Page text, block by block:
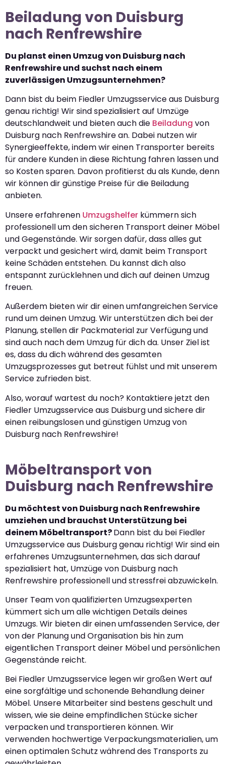
Beiladung von Duisburg
nach Renfrewshire
Du planst einen Umzug von Duisburg nach
Renfrewshire und suchst nach einem
zuverlässigen Umzugsunternehmen?
Dann bist du beim Fiedler Umzugsservice aus Duisburg
genau richtig! Wir sind spezialisiert auf Umzüge
deutschlandweit und bieten auch die Beiladung von
Duisburg nach Renfrewshire an. Dabei nutzen wir
Synergieeffekte, indem wir einen Transporter bereits
für andere Kunden in diese Richtung fahren lassen und
so Kosten sparen. Davon profitierst du als Kunde, denn
wir können dir günstige Preise für die Beiladung
anbieten.
Unsere erfahrenen Umzugshelfer kümmern sich
professionell um den sicheren Transport deiner Möbel
und Gegenstände. Wir sorgen dafür, dass alles gut
verpackt und gesichert wird, damit beim Transport
keine Schäden entstehen. Du kannst dich also
entspannt zurücklehnen und dich auf deinen Umzug
freuen.
Außerdem bieten wir dir einen umfangreichen Service
rund um deinen Umzug. Wir unterstützen dich bei der
Planung, stellen dir Packmaterial zur Verfügung und
sind auch nach dem Umzug für dich da. Unser Ziel ist
es, dass du dich während des gesamten
Umzugsprozesses gut betreut fühlst und mit unserem
Service zufrieden bist.
Also, worauf wartest du noch? Kontaktiere jetzt den
Fiedler Umzugsservice aus Duisburg und sichere dir
einen reibungslosen und günstigen Umzug von
Duisburg nach Renfrewshire!
Möbeltransport von
Duisburg nach Renfrewshire
Du möchtest von Duisburg nach Renfrewshire
umziehen und brauchst Unterstützung bei
deinem Möbeltransport?Dann bist du bei Fiedler
Umzugsservice aus Duisburg genau richtig! Wir sind ein
erfahrenes Umzugsunternehmen, das sich darauf
spezialisiert hat, Umzüge von Duisburg nach
Renfrewshire professionell und stressfrei abzuwickeln.
Unser Team von qualifizierten Umzugsexperten
kümmert sich um alle wichtigen Details deines
Umzugs. Wir bieten dir einen umfassenden Service, der
von der Planung und Organisation bis hin zum
eigentlichen Transport deiner Möbel und persönlichen
Gegenstände reicht.
Bei Fiedler Umzugsservice legen wir großen Wert auf
eine sorgfältige und schonende Behandlung deiner
Möbel. Unsere Mitarbeiter sind bestens geschult und
wissen, wie sie deine empfindlichen Stücke sicher
verpacken und transportieren können. Wir
verwenden hochwertige Verpackungsmaterialien, um
einen optimalen Schutz während des Transports zu